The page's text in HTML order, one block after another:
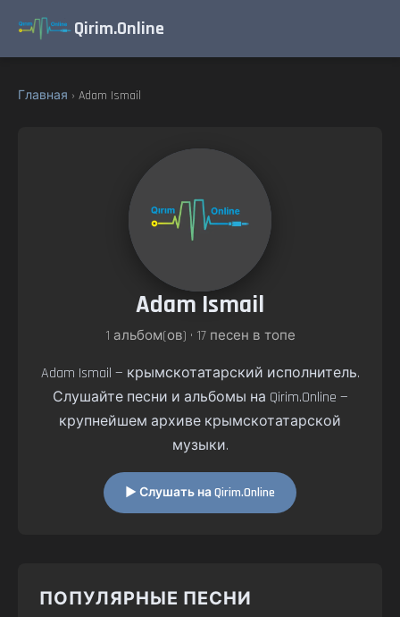
Qirim.Online
Главная › Adam Ismail
Adam Ismail
1 альбом(ов) • 17 песен в топе
Adam Ismail — крымскотатарский исполнитель.
Слушайте песни и альбомы на Qirim.Online —
крупнейшем архиве крымскотатарской
музыки.
▶ Слушать на Qirim.Online
ПОПУЛЯРНЫЕ ПЕСНИ